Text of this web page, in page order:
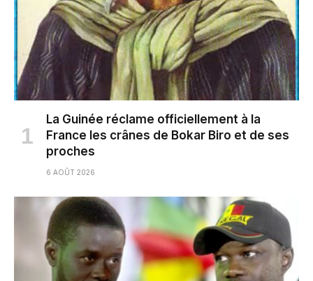
La Guinée réclame officiellement à la
France les crânes de Bokar Biro et de ses
proches
6 AOÛT 2026